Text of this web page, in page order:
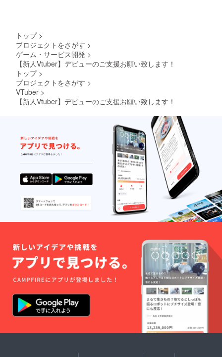
トップ >
プロジェクトをさがす >
ゲーム・サービス開発 >
【新人Vtuber】デビューのご支援お願い致します！
トップ >
プロジェクトをさがす >
VTuber >
【新人Vtuber】デビューのご支援お願い致します！